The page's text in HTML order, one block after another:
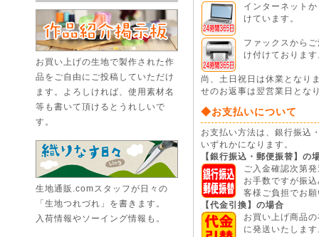
お買い上げの生地で製作された作
品をご自由にご投稿していただけ
ます。よろしければ、使用素材名
等も書いて頂けるとうれしいで
す。
生地通販.comスタッフが日々の
「生地つれづれ」を書きます。
入荷情報やソーイング情報も。
インターネット
けています。
ファックスから
け付けております
尚、土日祝日は休業となり
せのお返事は翌営業日とな
◆お支払いについて
お支払い方法は、銀行振込
いずれかになります。
【銀行振込・郵便振替】の
ご入金確認次第
お手数ですが振
客様ご負担でお
【代金引換】の場合
お買い上げ商品
に発送いたしま